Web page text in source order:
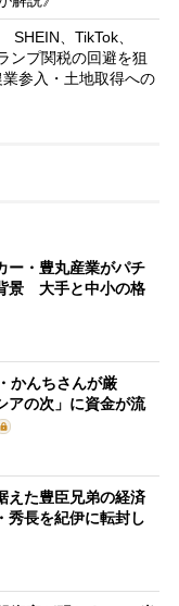
、TikTok、
ンプ関税の回避を狙
参入・土地取得への
ー・豊丸産業がパチ
景 大手と中小の格
かんちさんが厳
アの次」に資金が流
えた豊臣兄弟の経済
秀長を紀伊に転封し